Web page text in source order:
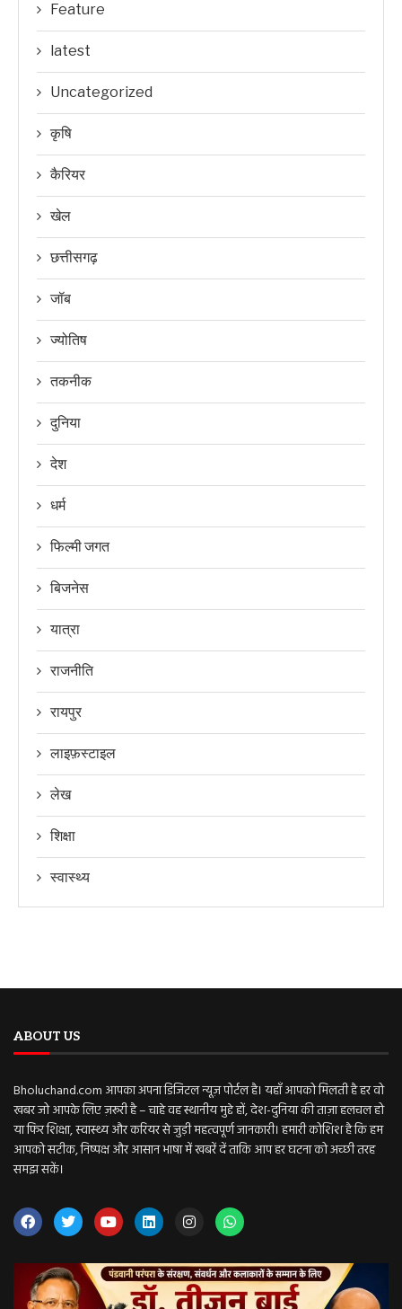
Feature
latest
Uncategorized
कृषि
कैरियर
खेल
छत्तीसगढ़
जॉब
ज्योतिष
तकनीक
दुनिया
देश
धर्म
फिल्मी जगत
बिजनेस
यात्रा
राजनीति
रायपुर
लाइफ़स्टाइल
लेख
शिक्षा
स्वास्थ्य
ABOUT US
Bholuchand.com आपका अपना डिजिटल न्यूज़ पोर्टल है। यहाँ आपको मिलती है हर वो
खबर जो आपके लिए ज़रूरी है – चाहे वह स्थानीय मुद्दे हों, देश-दुनिया की ताज़ा हलचल हो
या फिर शिक्षा, स्वास्थ्य और करियर से जुड़ी महत्वपूर्ण जानकारी। हमारी कोशिश है कि हम
आपको सटीक, निष्पक्ष और आसान भाषा में खबरें दें ताकि आप हर घटना को अच्छी तरह
समझ सकें।